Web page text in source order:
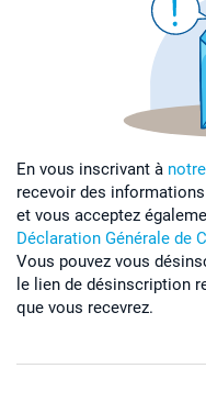
En vous inscrivant à
recevoir des
et vous acceptez
Déclaration Générale de
Vous pouvez vous
le lien de désinscription
que vous recevrez.